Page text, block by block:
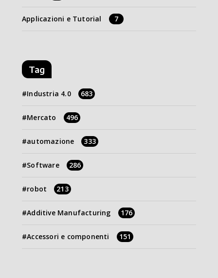
Applicazioni e Tutorial 7
Tag
Industria 4.0 683
Mercato 496
automazione 333
Software 286
robot 213
Additive Manufacturing 176
Accessori e componenti 151